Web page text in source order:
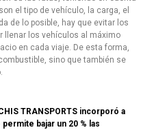
el tipo de vehículo, la carga, el
de lo posible, hay que evitar los
llenar los vehículos al máximo
en cada viaje. De esta forma,
sino que también se
TRANSPORTS incorporó a
bajar un 20 % las